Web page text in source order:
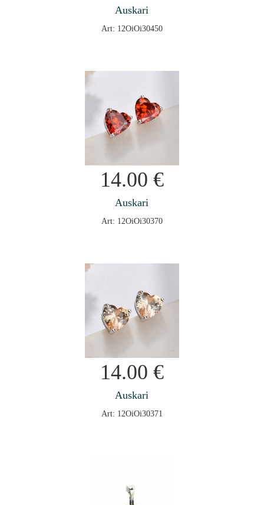
Auskari
Art: 12OiOi30450
14.00 €
Auskari
Art: 12OiOi30370
14.00 €
Auskari
Art: 12OiOi30371